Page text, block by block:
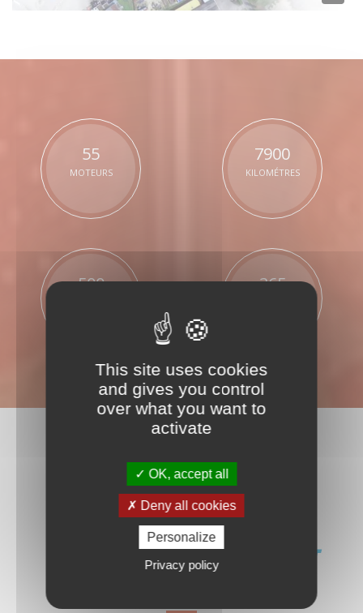
55
MOTEURS
7900
KILOMÉTRES
500 365
TRANSPORT, LOGISTIQUE ET
This site uses cookies
and gives you control
over what you want to
activate
OK, accept all
Deny all cookies
Personalize
Privacy policy